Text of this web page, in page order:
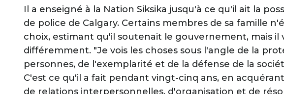
Il a enseigné à la Nation Siksika jusqu'à ce qu'il ait la
de police de Calgary. Certains membres de sa famille
choix, estimant qu'il soutenait le gouvernement, mais il
différemment. "Je vois les choses sous l'angle de la
personnes, de l'exemplarité et de la défense de la
C'est ce qu'il a fait pendant vingt-cinq ans, en
de relations interpersonnelles, d'organisation et de